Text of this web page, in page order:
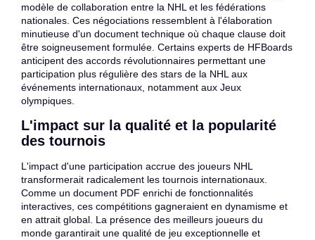
modèle de collaboration entre la NHL et les fédérations
nationales. Ces négociations ressemblent à l'élaboration
minutieuse d'un document technique où chaque clause doit
être soigneusement formulée. Certains experts de HFBoards
anticipent des accords révolutionnaires permettant une
participation plus régulière des stars de la NHL aux
événements internationaux, notamment aux Jeux
olympiques.
L'impact sur la qualité et la popularité
des tournois
L'impact d'une participation accrue des joueurs NHL
transformerait radicalement les tournois internationaux.
Comme un document PDF enrichi de fonctionnalités
interactives, ces compétitions gagneraient en dynamisme et
en attrait global. La présence des meilleurs joueurs du
monde garantirait une qualité de jeu exceptionnelle et